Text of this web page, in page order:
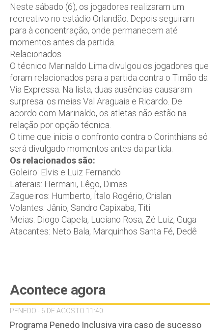
Neste sábado (6), os jogadores realizaram um
recreativo no estádio Orlandão. Depois seguiram
para à concentração, onde permanecem até
momentos antes da partida.
Relacionados
O técnico Marinaldo Lima divulgou os jogadores que
foram relacionados para a partida contra o Timão da
Via Expressa. Na lista, duas ausências causaram
surpresa: os meias Val Araguaia e Ricardo. De
acordo com Marinaldo, os atletas não estão na
relação por opção técnica.
O time que inicia o confronto contra o Corinthians só
será divulgado momentos antes da partida.
Os relacionados são:
Goleiro: Elvis e Luiz Fernando
Laterais: Hermani, Lêgo, Dimas
Zagueiros: Humberto, Ítalo Rogério, Crislan
Volantes: Jânio, Sandro Capixaba, Titi
Meias: Diogo Capela, Luciano Rosa, Zé Luiz, Guga
Atacantes: Neto Bala, Marquinhos Santa Fé, Dedê
Acontece agora
PENEDO - 6 DE AGOSTO 11:40
Programa Penedo Inclusiva vira caso de sucesso